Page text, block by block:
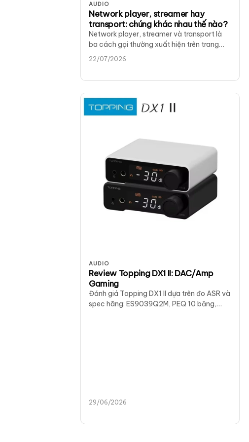
AUDIO
Network player, streamer hay
transport: chúng khác nhau thế nào?
Network player, streamer và transport là
ba cách gọi thường xuất hiện trên trang
sản phẩm và trong hội nhóm hi-fi để…
22/07/2026
AUDIO
Review Topping DX1 II: DAC/Amp
Gaming
Đánh giá Topping DX1 II dựa trên đo ASR và
spec hãng: ES9039Q2M, PEQ 10 băng,
29/06/2026